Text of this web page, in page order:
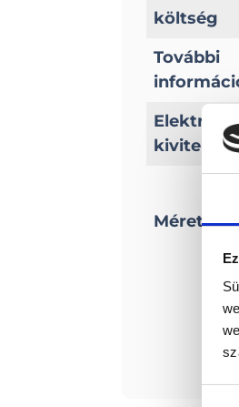
Méretek
költség
További
kivitel?